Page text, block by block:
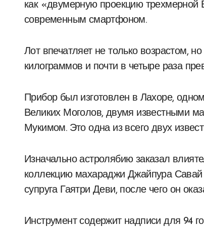
как «двумерную проекцию трехмерной
современным смартфоном.
Лот впечатляет не только возрастом,
килограммов и почти в четыре раза
Прибор был изготовлен в Лахоре,
Великих Моголов, двумя известными
Мукимом. Это одна из всего двух
Изначально астролябию заказал
коллекцию махараджи Джайпура
супруга Гаятри Деви, после чего он
Инструмент содержит надписи для 94